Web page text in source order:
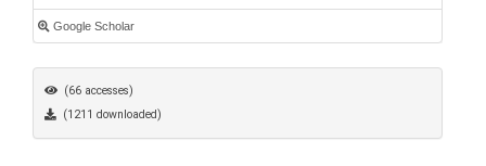
Google Scholar
(66 accesses)
(1211 downloaded)